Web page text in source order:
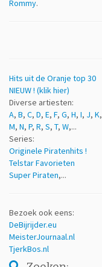
Rommy.
Hits uit de Oranje top 30
NIEUW ! (klik hier)
Diverse artiesten:
A, B, C, D, E, F, G, H, I, J, K,
M, N, P, R, S, T, W,...
Series:
Originele Piratenhits !
Telstar Favorieten
Super Piraten,...
Bezoek ook eens:
DeBijrijder.eu
MeisterJournaal.nl
TjerkBos.nl